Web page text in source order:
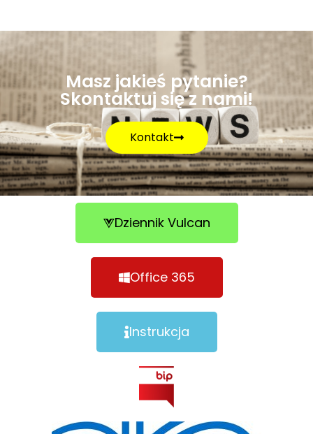
Masz jakieś pytanie?
Skontaktuj się z nami!
Kontakt
Dziennik Vulcan
Office 365
Instrukcja